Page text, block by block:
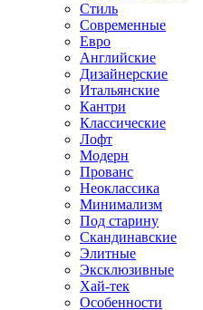
Стиль
Современные
Евро
Английские
Дизайнерские
Итальянские
Кантри
Классические
Лофт
Модерн
Прованс
Неоклассика
Минимализм
Под старину
Скандинавские
Элитные
Эксклюзивные
Хай-тек
Особенности